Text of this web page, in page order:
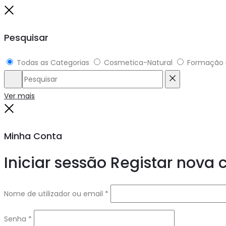
Pesquisar
Todas as Categorias Cosmetica-Natural Formação
Pesquisar
Ver mais
Minha Conta
Iniciar sessão Registar nova
Nome de utilizador ou email *
Senha *